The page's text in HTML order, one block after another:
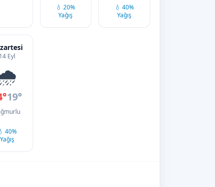
💧 20%
Yağış
💧 40%
Yağış
14 Eyl
19°
40%
Yağış